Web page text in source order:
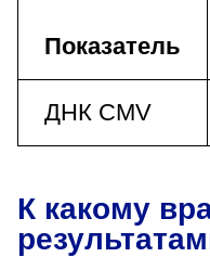
Показатель
ДНК CMV
К какому